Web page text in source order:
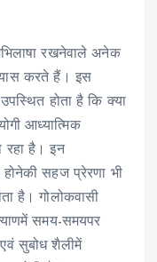
रखनेवाले अनेक
करते हैं। इस
होता है कि क्या
आध्यात्मिक
रहा है। इन
सहज प्रेरणा भी
है। गोलोकवासी
समय-समयपर
एवं सुबोध शैलीमें